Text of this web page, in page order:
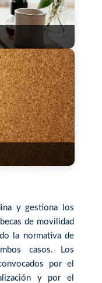
y gestiona los
de movilidad
la normativa de
casos. Los
por el
y por el